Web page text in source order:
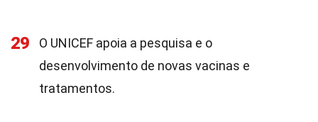
29
O UNICEF apoia a pesquisa e o
desenvolvimento de novas vacinas e
tratamentos.